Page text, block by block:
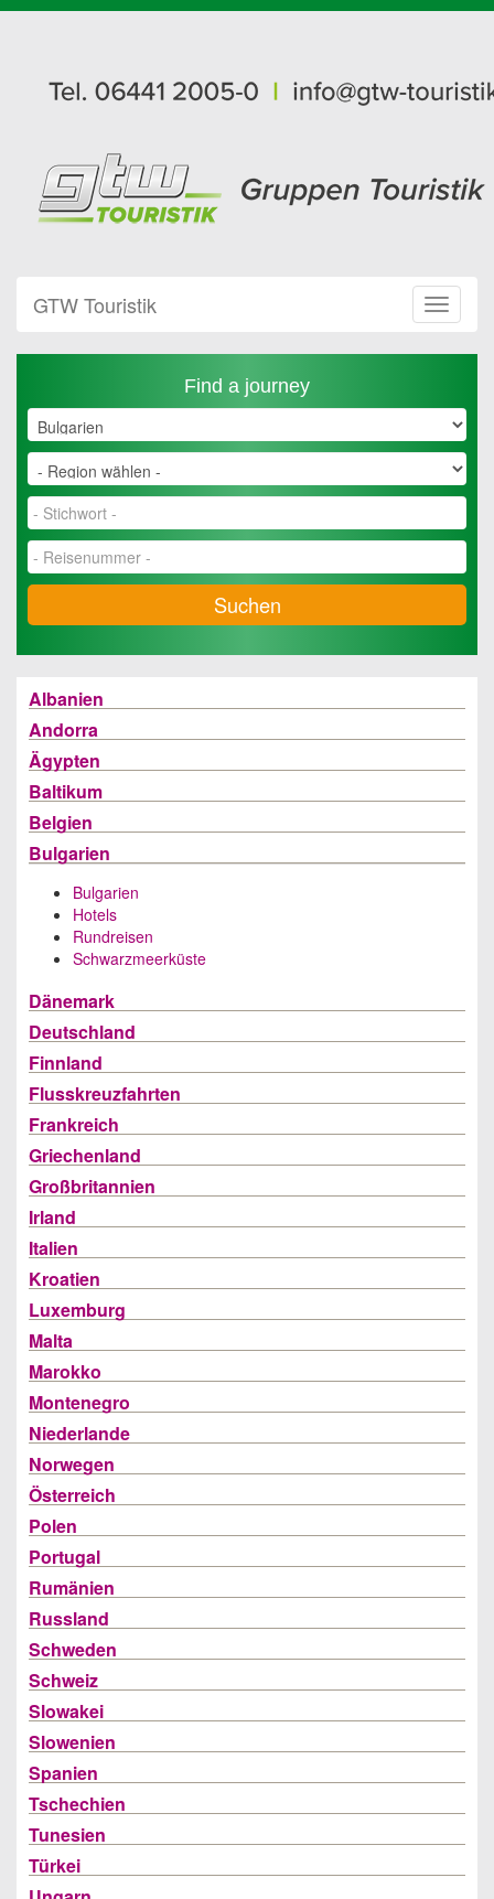
Toggle
GTW Touristik
Find a journey
Suchen
Albanien
Andorra
Ägypten
Baltikum
Belgien
Bulgarien
Bulgarien
Hotels
Rundreisen
Schwarzmeerküste
Dänemark
Deutschland
Finnland
Flusskreuzfahrten
Frankreich
Griechenland
Großbritannien
Irland
Italien
Kroatien
Luxemburg
Malta
Marokko
Montenegro
Niederlande
Norwegen
Österreich
Polen
Portugal
Rumänien
Russland
Schweden
Schweiz
Slowakei
Slowenien
Spanien
Tschechien
Tunesien
Türkei